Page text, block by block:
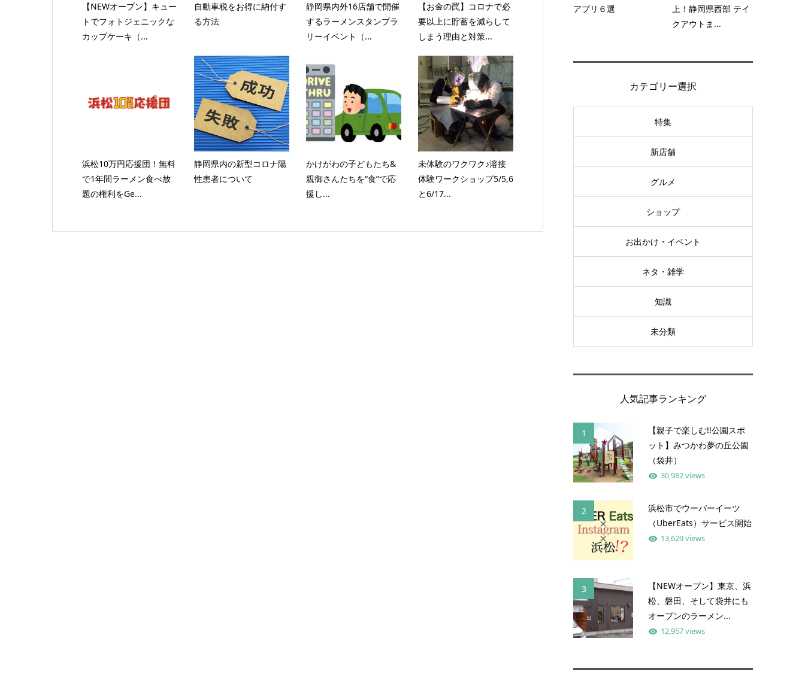
【NEWオープン】キュー
トでフォトジェニックな
カップケーキ（...
自動車税をお得に納付す
る方法
静岡県内外16店舗で開催
するラーメンスタンプラ
リーイベント（...
【お金の罠】コロナで必
要以上に貯蓄を減らして
しまう理由と対策...
浜松10万円応援団！無料
で1年間ラーメン食べ放
題の権利をGe...
静岡県内の新型コロナ陽
性患者について
かけがわの子どもたち&
親御さんたちを“食”で応
援し...
未体験のワクワク♪溶接
体験ワークショップ5/5,6
と6/17...
アプリ６選
上！静岡県西部 テイ
クアウトま...
カテゴリー選択
特集
新店舗
グルメ
ショップ
お出かけ・イベント
ネタ・雑学
知識
未分類
人気記事ランキング
1
【親子で楽しむ!!公園スポ
ット】みつかわ夢の丘公園
（袋井）
30,982 views
2
浜松市でウーバーイーツ
（UberEats）サービス開始
13,629 views
3
【NEWオープン】東京、浜
松、磐田、そして袋井にも
オープンのラーメン...
12,957 views